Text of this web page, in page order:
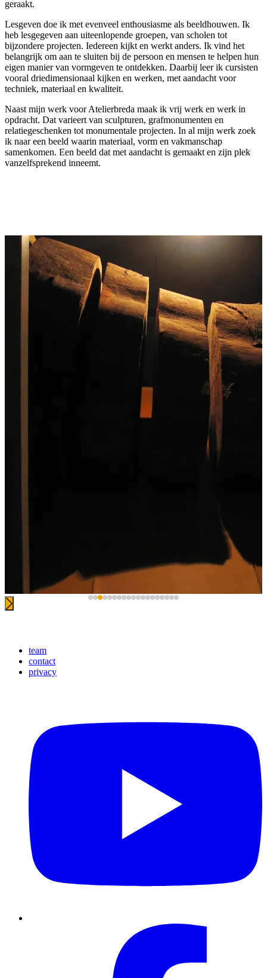
geraakt.
Lesgeven doe ik met evenveel enthousiasme als beeldhouwen. Ik
heb lesgegeven aan uiteenlopende groepen, van scholen tot
bijzondere projecten. Iedereen kijkt en werkt anders. Ik vind het
belangrijk om aan te sluiten bij de persoon en mensen te helpen hun
eigen manier van vormgeven te ontdekken. Daarbij leer ik cursisten
vooral driedimensionaal kijken en werken, met aandacht voor
techniek, materiaal en kwaliteit.
Naast mijn werk voor Atelierbreda maak ik vrij werk en werk in
opdracht. Dat varieert van sculpturen, grafmonumenten en
relatiegeschenken tot monumentale projecten. In al mijn werk zoek
ik naar een beeld waarin materiaal, vorm en vakmanschap
samenkomen. Een beeld dat met aandacht is gemaakt en zijn plek
vanzelfsprekend inneemt.
Footer
team
contact
privacy